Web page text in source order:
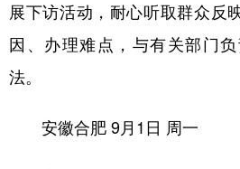
展下访活动，耐心听取群众反
因、办理难点，与有关部门
法。
安徽合肥 9月1日 周一